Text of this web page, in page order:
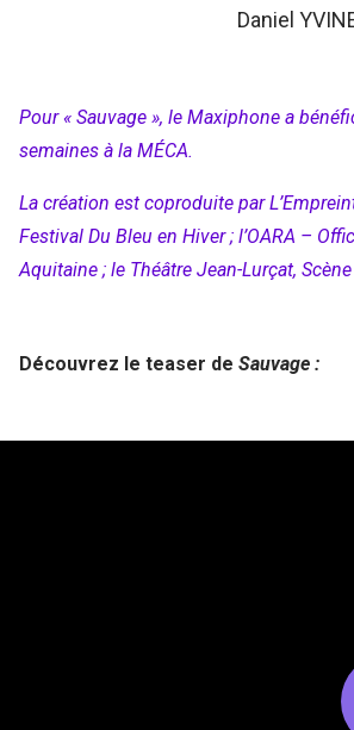
Daniel
Pour « Sauvage », le Maxiphone a
semaines à la MÉCA.
La création est coproduite par
Festival Du Bleu en Hiver ; l’OARA –
Aquitaine ; le Théâtre Jean-Lurçat,
Découvrez le teaser de Sauvage :